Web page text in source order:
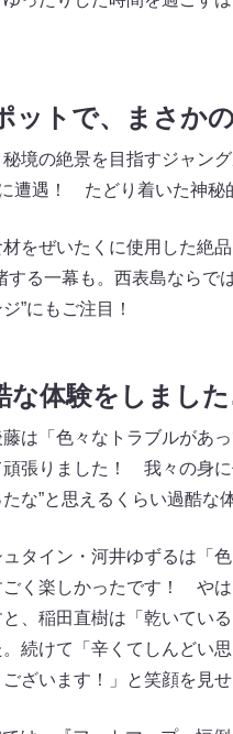
ットで、まさか
境の絶景を目指すジャン
遭遇！ たどり着いた神秘
をぜいたくに使用した絶
る一幕も。西表島ならで
”にもご注目！
な体験をしました
は「色々なトラブルがあ
頑張りました！ 我々の身
な”と思えるくらい過酷
ュタイン・河井ゆずるは「
く楽しかったです！ や
と、稲田直樹は「乾いてい
続けて「辛くてしんどい
ざいます！」と笑顔を見せ